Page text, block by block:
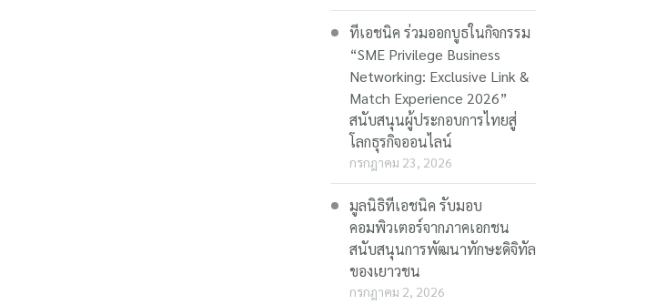
ทีเอชนิค ร่วมออกบูธในกิจกรรม
“SME Privilege Business
Networking: Exclusive Link &
Match Experience 2026”
สนับสนุนผู้ประกอบการไทยสู่
โลกธุรกิจออนไลน์
กรกฎาคม 23, 2026
มูลนิธิทีเอชนิค รับมอบ
คอมพิวเตอร์จากภาคเอกชน
สนับสนุนการพัฒนาทักษะดิจิทัล
ของเยาวชน
กรกฎาคม 2, 2026